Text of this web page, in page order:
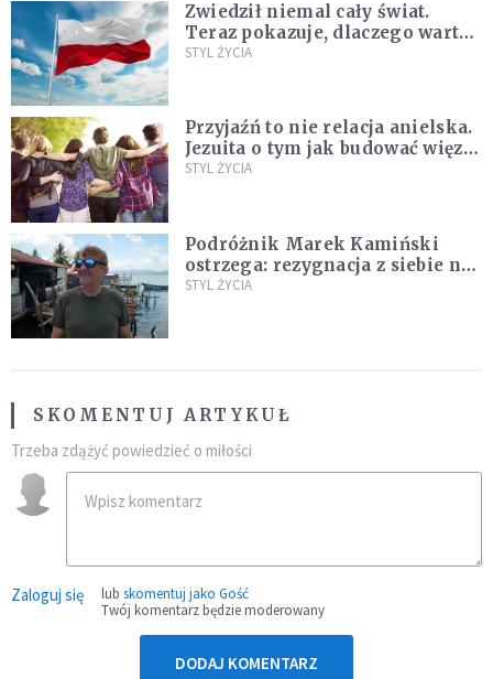
Zwiedził niemal cały świat.
Teraz pokazuje, dlaczego warto
zakochać się w Polsce
STYL ŻYCIA
Przyjaźń to nie relacja anielska.
Jezuita o tym jak budować więzi
na całe życie
STYL ŻYCIA
Podróżnik Marek Kamiński
ostrzega: rezygnacja z siebie na
rzecz partnera to błąd
STYL ŻYCIA
SKOMENTUJ ARTYKUŁ
Trzeba zdążyć powiedzieć o miłości
Zaloguj się lub skomentuj jako Gość
Twój komentarz będzie moderowany
DODAJ KOMENTARZ